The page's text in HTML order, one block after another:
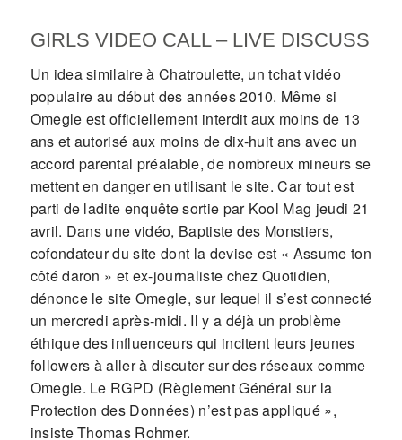
GIRLS VIDEO CALL – LIVE DISCUSS
Un idea similaire à Chatroulette, un tchat vidéo
populaire au début des années 2010. Même si
Omegle est officiellement interdit aux moins de 13
ans et autorisé aux moins de dix-huit ans avec un
accord parental préalable, de nombreux mineurs se
mettent en danger en utilisant le site. Car tout est
parti de ladite enquête sortie par Kool Mag jeudi 21
avril. Dans une vidéo, Baptiste des Monstiers,
cofondateur du site dont la devise est « Assume ton
côté daron » et ex-journaliste chez Quotidien,
dénonce le site Omegle, sur lequel il s’est connecté
un mercredi après-midi. Il y a déjà un problème
éthique des influenceurs qui incitent leurs jeunes
followers à aller à discuter sur des réseaux comme
Omegle. Le RGPD (Règlement Général sur la
Protection des Données) n’est pas appliqué »,
insiste Thomas Rohmer.